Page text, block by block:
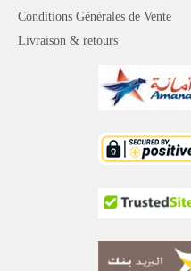
Conditions Générales de Vente
Livraison & retours